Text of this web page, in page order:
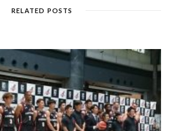
RELATED POSTS